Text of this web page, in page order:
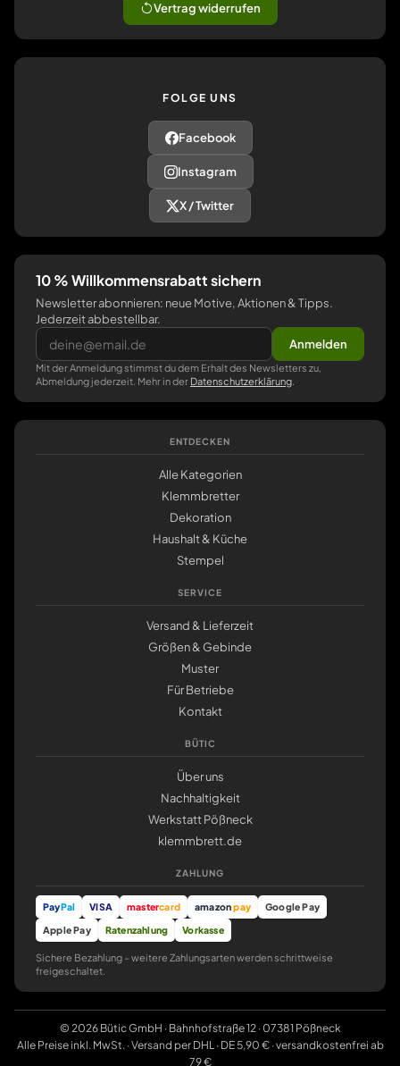
Vertrag widerrufen
FOLGE UNS
Facebook
Instagram
X / Twitter
10 % Willkommensrabatt sichern
Newsletter abonnieren: neue Motive, Aktionen & Tipps.
Jederzeit abbestellbar.
Anmelden
Mit der Anmeldung stimmst du dem Erhalt des Newsletters zu,
Abmeldung jederzeit. Mehr in der Datenschutzerklärung
ENTDECKEN
Alle Kategorien
Klemmbretter
Dekoration
Haushalt & Küche
Stempel
SERVICE
Versand & Lieferzeit
Größen & Gebinde
Muster
Für Betriebe
Kontakt
BÜTIC
Über uns
Nachhaltigkeit
Werkstatt Pößneck
klemmbrett.de
ZAHLUNG
PayPal VISA mastercard amazonpay
Google Pay
Apple Pay
Ratenzahlung Vorkasse
Sichere Bezahlung – weitere Zahlungsarten werden schrittweise
freigeschaltet.
© 2026 Bütic GmbH · Bahnhofstraße 12 · 07381 Pößneck
Alle Preise inkl. MwSt. · Versand per DHL · DE 5,90 € · versandkostenfrei ab
79 €